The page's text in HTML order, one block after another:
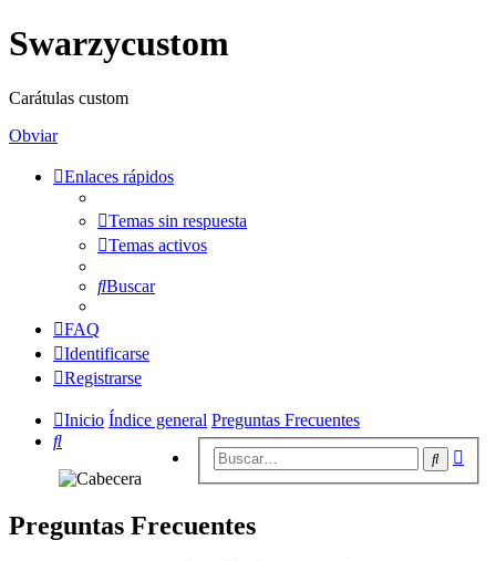
Swarzycustom
Carátulas custom
Obviar
Enlaces rápidos
Temas sin respuesta
Temas activos
Buscar
FAQ
Identificarse
Registrarse
Inicio Índice general Preguntas Frecuentes
Buscar
Buscar
Preguntas Frecuentes